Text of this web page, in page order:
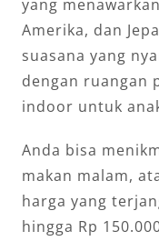
yang
Amerika, dan
suasana yang
dengan ruangan
indoor untuk
Anda bisa
makan malam,
harga yang
hingga Rp